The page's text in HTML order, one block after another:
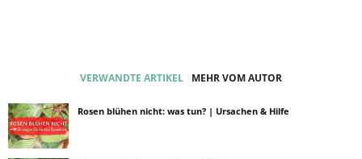
VERWANDTE ARTIKEL MEHR VOM AUTOR
Rosen blühen nicht: was tun? | Ursachen & Hilfe